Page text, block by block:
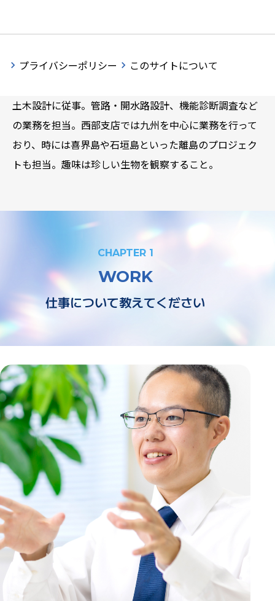
プライバシーポリシー このサイトについて
の発展に技術面で貢献できる意義深さを感じ建設コンサ
土木設計に従事。管路・開水路設計、機能診断調査など
の業務を担当。西部支店では九州を中心に業務を行って
おり、時には喜界島や石垣島といった離島のプロジェク
トも担当。趣味は珍しい生物を観察すること。
CHAPTER 1
WORK
仕事について教えてください